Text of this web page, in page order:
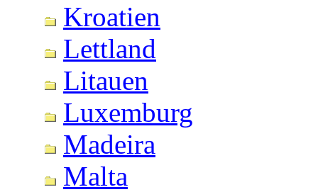
Kroatien
Lettland
Litauen
Luxemburg
Madeira
Malta